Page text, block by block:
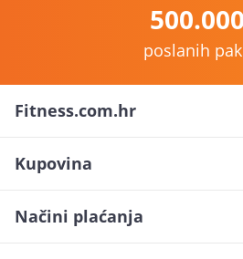
poslanih
Fitness.com.hr
Kupovina
Načini plaćanja